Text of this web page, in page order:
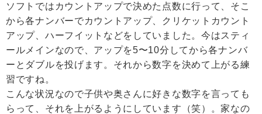
ソフトではカウントアップで決めた点数に行って、そこ
から各ナンバーでカウントアップ、クリケットカウント
アップ、ハーフイットなどをしていました。今はスティ
ールメインなので、アップを5〜10分してから各ナンバ
ーとダブルを投げます。それから数字を決めて上がる練
習ですね。
こんな状況なので子供や奥さんに好きな数字を言っても
らって、それを上がるようにしています（笑）。家なの